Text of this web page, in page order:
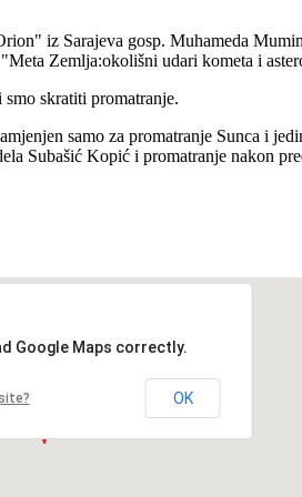
iz Sarajeva gosp. Muhameda
Zemlja:okolišni udari kometa i
skratiti promatranje.
samo za promatranje Sunca i
Subašić Kopić i promatranje nakon
Google Maps correctly.
OK